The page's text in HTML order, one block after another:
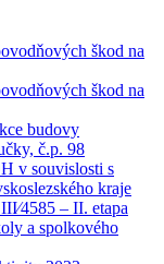
škod na
škod na
budovy
č.p. 98
v souvislosti s
kraje
– II. etapa
a spolkového